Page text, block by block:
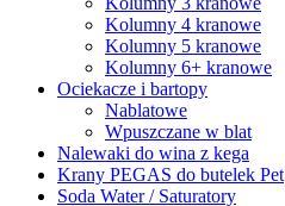
Kolumny 4 kranowe
Kolumny 5 kranowe
Kolumny 6+ kranowe
Ociekacze i bartopy
Nablatowe
Wpuszczane w blat
Nalewaki do wina z kega
Krany PEGAS do butelek Pet
Soda Water / Saturatory